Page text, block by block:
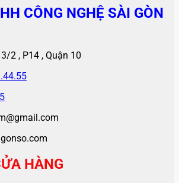
CÔNG NGHỆ SÀI GÒN
2 , P14 , Quận 10
HÀNG